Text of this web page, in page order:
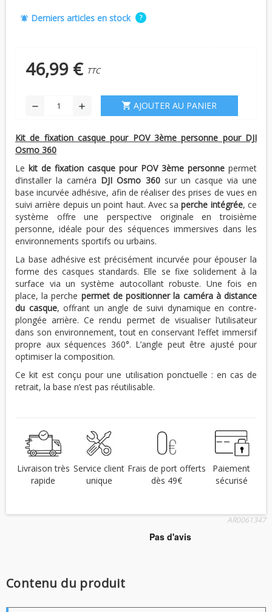
notifications_active Derniers articles en stock ?
46,99 € TTC
remove add shopping_cart AJOUTER AU PANIER
Kit de fixation casque pour POV 3ème personne pour DJI
Osmo 360
Le kit de fixation casque pour POV 3ème personne permet
d’installer la caméra DJI Osmo 360sur un casque via une
base incurvée adhésive, afin de réaliser des prises de vues en
suivi arrière depuis un point haut. Avec saperche intégrée, ce
système offre une perspective originale en troisième
personne, idéale pour des séquences immersives dans les
environnements sportifs ou urbains.
La base adhésive est précisément incurvée pour épouser la
forme des casques standards. Elle se fixe solidement à la
surface via un système autocollant robuste. Une fois en
place, la perche permet de positionner la caméra à distance
du casque, offrant un angle de suivi dynamique en contre-
plongée arrière. Ce rendu permet de visualiser l’utilisateur
dans son environnement, tout en conservant l’effet immersif
propre aux séquences 360°. L’angle peut être ajusté pour
optimiser la composition.
Ce kit est conçu pour une utilisation ponctuelle : en cas de
retrait, la base n’est pas réutilisable.
Livraison très
rapide
Service client
unique
Frais de port offerts
dès 49€
Paiement
sécurisé
AR0061347
Contenu du produit